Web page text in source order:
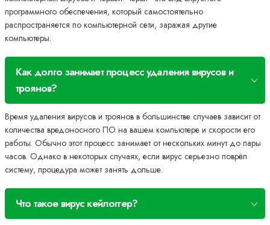
программного обеспечения, который самостоятельно
распространяется по компьютерной сети, заражая другие
компьютеры.
Как долго занимает процесс удаления вирусов и
троянов?
Время удаления вирусов и троянов в большинстве случаев зависит от
количества вредоносного ПО на вашем компьютере и скорости его
работы. Обычно этот процесс занимает от нескольких минут до пары
часов. Однако в некоторых случаях, если вирус серьезно поврёл
систему, процедура может занять дольше.
Что такое вирус кейлоггер?